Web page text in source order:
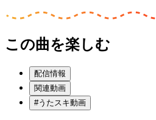
この曲を楽しむ
配信情報
関連動画
#うたスキ動画